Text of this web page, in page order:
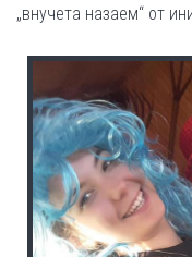
„внучета назаем“ от